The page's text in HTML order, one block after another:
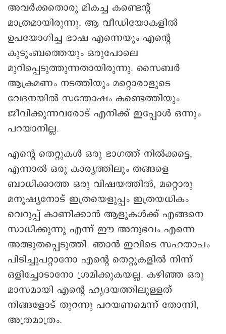
അവർക്കതൊരു മികച്ച കണ്ടെന്റ്
മാത്രമായിരുന്നു. ആ വീഡിയോകളിൽ
ഉപയോഗിച്ച ഭാഷ എന്നെയും എന്റെ
കുടുംബത്തെയും ഒരുപോലെ
മുറിപ്പെടുത്തുന്നതായിരുന്നു. സൈബർ
ആക്രമണം നടത്തിയും മറ്റൊരാളുടെ
വേദനയിൽ സന്തോഷം കണ്ടെത്തിയും
ജീവിക്കുന്നവരോട് എനിക്ക് ഇപ്പോൾ ഒന്നും
പറയാനില്ല.
എന്റെ തെറ്റുകൾ ഒരു ഭാഗത്ത് നിൽക്കട്ടെ,
എന്നാൽ ഒരു കാര്യത്തിലും തങ്ങളെ
ബാധിക്കാത്ത ഒരു വിഷയത്തിൽ, മറ്റൊരു
മനുഷ്യനോട് ഇത്രയെളുപ്പം ഇത്രയധികം
വെറുപ്പ് കാണിക്കാൻ ആളുകൾക്ക് എങ്ങനെ
സാധിക്കുന്നു എന്ന് ഈ അനുഭവം എന്നെ
അത്ഭുതപ്പെടുത്തി. ഞാൻ ഇവിടെ സഹതാപം
പിടിച്ചുപറ്റാനോ എന്റെ തെറ്റുകളിൽ നിന്ന്
ഒളിച്ചോടാനോ ശ്രമിക്കുകയല്ല. കഴിഞ്ഞ ഒരു
മാസമായി എന്റെ ഹൃദയത്തിലുള്ളത്
നിങ്ങളോട് തുറന്നു പറയണമെന്ന് തോന്നി,
അത്രമാത്രം.